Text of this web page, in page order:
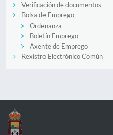
Verificación de documentos
Bolsa de Emprego
Ordenanza
Boletín Emprego
Axente de Emprego
Rexistro Electrónico Común